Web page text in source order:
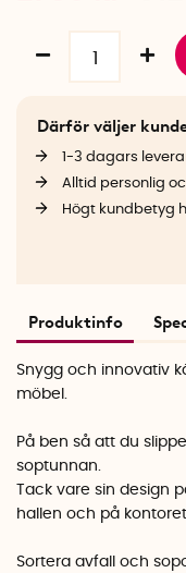
Därför väljer
1-3 dagars
Alltid personlig
Högt kundbetyg
Produktinfo
Snygg och innovativ
möbel.
På ben så att du
soptunnan.
Tack vare sin design
hallen och på kontoret.
Sortera avfall och